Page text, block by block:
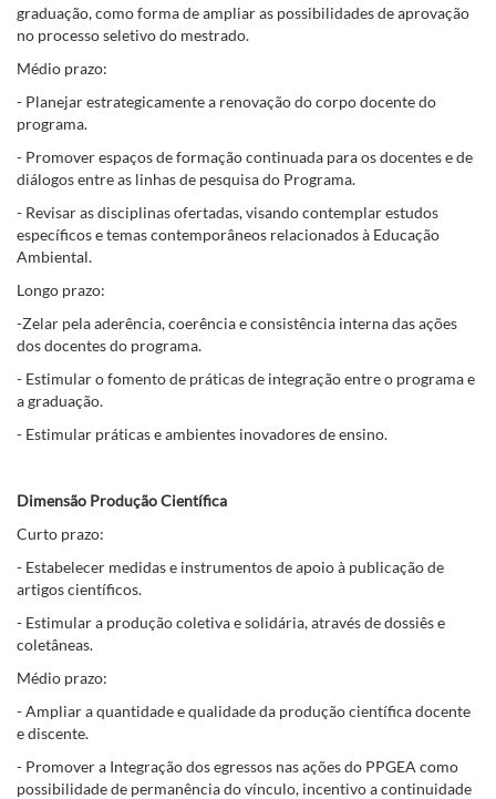
graduação, como forma de ampliar as possibilidades de aprovação
no processo seletivo do mestrado.
Médio prazo:
- Planejar estrategicamente a renovação do corpo docente do
programa.
- Promover espaços de formação continuada para os docentes e de
diálogos entre as linhas de pesquisa do Programa.
- Revisar as disciplinas ofertadas, visando contemplar estudos
específicos e temas contemporâneos relacionados à Educação
Ambiental.
Longo prazo:
-Zelar pela aderência, coerência e consistência interna das ações
dos docentes do programa.
- Estimular o fomento de práticas de integração entre o programa e
a graduação.
- Estimular práticas e ambientes inovadores de ensino.
Dimensão Produção Científica
Curto prazo:
- Estabelecer medidas e instrumentos de apoio à publicação de
artigos científicos.
- Estimular a produção coletiva e solidária, através de dossiês e
coletâneas.
Médio prazo:
- Ampliar a quantidade e qualidade da produção científica docente
e discente.
- Promover a Integração dos egressos nas ações do PPGEA como
possibilidade de permanência do vínculo, incentivo a continuidade